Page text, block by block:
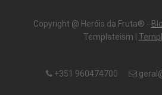
Copyright @ Heróis da Fruta® -
Templateism |
+351 960474700